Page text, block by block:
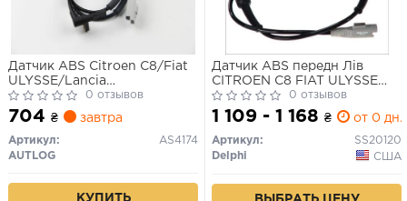
Датчик ABS Citroen C8/Fiat
ULYSSE/Lancia
PHEDRA/PEUGEOT 807, 02-
перед Пр
0 отзывов
704 ₴ завтра
Артикул:
AS4174
AUTLOG
КУПИТЬ
Датчик ABS передн Лів
CITROEN C8 FIAT ULYSSE
LANCIA PHEDRA PEUGEOT
807 2.0-3.0 06.02-
0 отзывов
1 109 - 1 168 ₴ от 0 дн.
Артикул:
SS20120
Delphi
США